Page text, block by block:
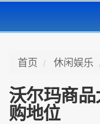
首页 休闲娱乐
沃尔玛商
购地位